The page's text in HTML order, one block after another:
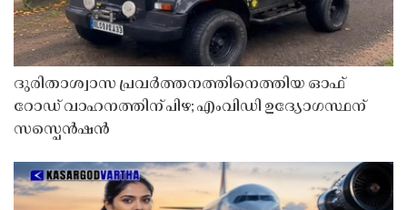
ദുരിതാശ്വാസ പ്രവർത്തനത്തിനെത്തിയ ഓഫ്
റോഡ് വാഹനത്തിന് പിഴ; എംവിഡി ഉദ്യോഗസ്ഥന്
സസ്പെൻഷൻ